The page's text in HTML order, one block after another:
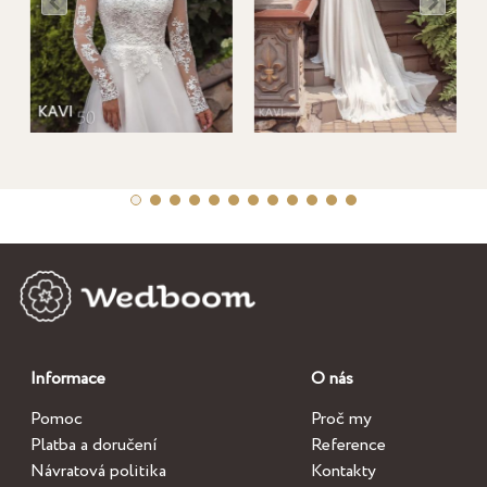
Informace
Pomoc
Platba a doručení
Návratová politika
O nás
Proč my
Reference
Kontakty